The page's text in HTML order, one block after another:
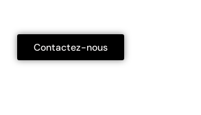
Contactez-nous